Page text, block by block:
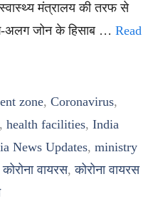
मंत्रालय की तरफ से
अलग जोन के हिसाब … Read
zone, Coronavirus,
, health facilities, India
News Updates, ministry
कोरोना वायरस,कोरोना वायरस